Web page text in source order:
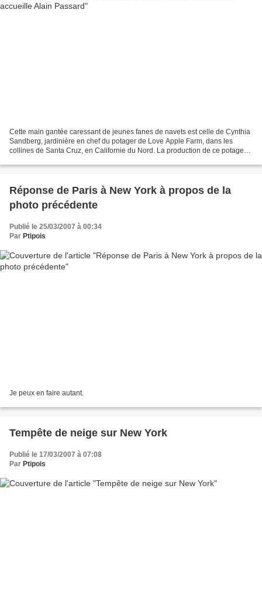
Cette main gantée caressant de jeunes fanes de navets est celle de Cynthia
Sandberg, jardinière en chef du potager de Love Apple Farm, dans les
collines de Santa Cruz, en Californie du Nord. La production de ce potager
Réponse de Paris à New York à propos de la
photo précédente
Publié le 25/03/2007 à 00:34
Par Ptipois
Je peux en faire autant.
Tempête de neige sur New York
Publié le 17/03/2007 à 07:08
Par Ptipois